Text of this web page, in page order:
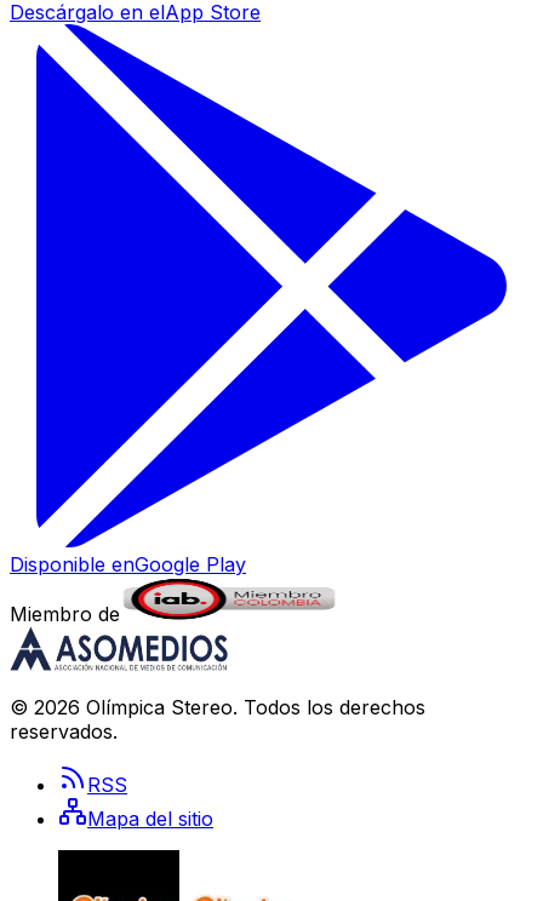
Descárgalo en elApp Store
Disponible enGoogle Play
Miembro de
© 2026 Olímpica Stereo. Todos los derechos
reservados.
RSS
Mapa del sitio